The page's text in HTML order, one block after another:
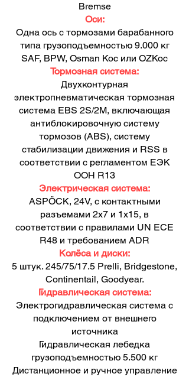
Bremse
Оси:
Одна ось с тормозами барабанного
типа грузоподъемностью 9.000 кг
SAF, BPW, Osman Koc или OZKoc
Тормозная система:
Двухконтурная
электропневматическая тормозная
система EBS 2S/2M, включающая
антиблокировочную систему
тормозов (ABS), систему
стабилизации движения и RSS в
соответствии с регламентом ЕЭК
ООН R13
Электрическая система:
ASPÖCK, 24V, с контактными
разъемами 2х7 и 1х15, в
соответствии с правилами UN ECE
R48 и требованием ADR
Колёса и диски:
5 штук. 245/75/17.5 Prelli, Bridgestone,
Continentail, Goodyear.
Гидравлическая система:
Электрогидравлическая система с
подключением от внешнего
источника
Гидравлическая лебедка
грузоподъемностью 5.500 кг
Дистанционное и ручное управление